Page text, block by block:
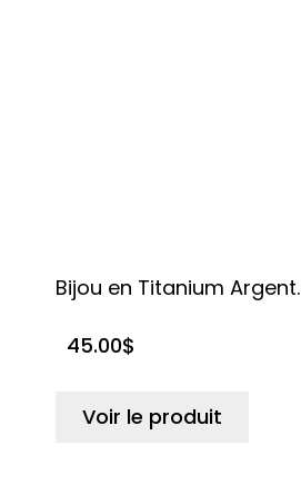
Bijou en Titanium Argent.
45.00$
Voir le produit